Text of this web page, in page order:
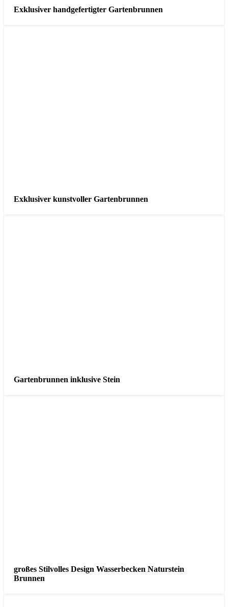
Exklusiver handgefertigter Gartenbrunnen
Exklusiver kunstvoller Gartenbrunnen
Gartenbrunnen inklusive Stein
großes Stilvolles Design Wasserbecken Naturstein
Brunnen